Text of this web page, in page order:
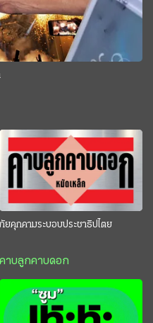
ภัยคุกคามระบอบประชาธิปไตย
คาบลูกคาบดอก